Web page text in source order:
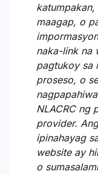
maagap, o
naka-link na
pagtukoy sa
proseso, o
NLACRC ng
provider.
ipinahayag
website ay
o